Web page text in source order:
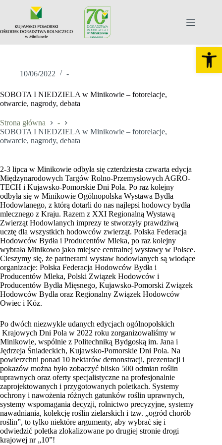
10/06/2022 -
SOBOTA I NIEDZIELA w Minikowie – fotorelacje,
otwarcie, nagrody, debata
Strona główna
-
SOBOTA I NIEDZIELA w Minikowie – fotorelacje,
otwarcie, nagrody, debata
2-3 lipca w Minikowie odbyła się czterdziesta czwarta edycja
Międzynarodowych Targów Rolno-Przemysłowych AGRO-
TECH i Kujawsko-Pomorskie Dni Pola. Po raz kolejny
odbyła się w Minikowie Ogólnopolska Wystawa Bydła
Hodowlanego, z którą dotarli do nas najlepsi hodowcy bydła
mlecznego z Kraju. Razem z XXI Regionalną Wystawą
Zwierząt Hodowlanych imprezy te stworzyły prawdziwą
ucztę dla wszystkich hodowców zwierząt. Polska Federacja
Hodowców Bydła i Producentów Mleka, po raz kolejny
wybrała Minikowo jako miejsce centralnej wystawy w Polsce.
Cieszymy się, że partnerami wystaw hodowlanych są wiodące
organizacje: Polska Federacja Hodowców Bydła i
Producentów Mleka, Polski Związek Hodowców i
Producentów Bydła Mięsnego, Kujawsko-Pomorski Związek
Hodowców Bydła oraz Regionalny Związek Hodowców
Owiec i Kóz.
Po dwóch niezwykle udanych edycjach ogólnopolskich
Krajowych Dni Pola w 2022 roku zorganizowaliśmy w
Minikowie, wspólnie z Politechniką Bydgoską im. Jana i
Jędrzeja Śniadeckich, Kujawsko-Pomorskie Dni Pola. Na
powierzchni ponad 10 hektarów demonstracji, prezentacji i
pokazów można było zobaczyć blisko 500 odmian roślin
uprawnych oraz oferty specjalistyczne na profesjonalnie
zaprojektowanych i przygotowanych poletkach. Systemy
ochrony i nawożenia różnych gatunków roślin uprawnych,
systemy wspomagania decyzji, rolnictwo precyzyjne, systemy
nawadniania, kolekcję roślin zielarskich i tzw. „ogród chorób
roślin”, to tylko niektóre argumenty, aby wybrać się i
odwiedzić poletka zlokalizowane po drugiej stronie drogi
krajowej nr „10”!